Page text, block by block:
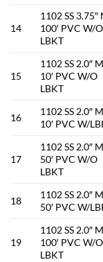
14
1102 SS 3.75″
100′ PVC W/O
LBKT
15
1102 SS 2.0″
10′ PVC W/O
LBKT
16
1102 SS 2.0″
10′ PVC W/
17
1102 SS 2.0″
50′ PVC W/O
LBKT
18
1102 SS 2.0″
50′ PVC W/
19
1102 SS 2.0″
100′ PVC W/O
LBKT